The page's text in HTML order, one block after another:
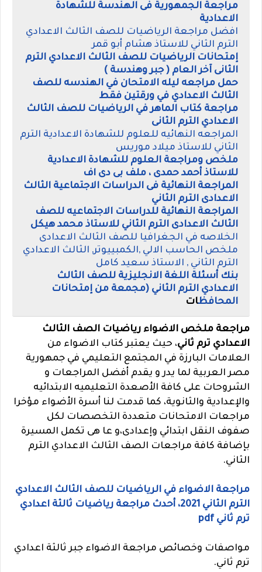
مراجعة الجمهورية فى الهندسة للشهادة
الاعدادية
افضل مراجعة الرياضيات للصف الثالث الاعدادي
الترم الثاني للاستاذ هشام أبو قمر
إمتحانات الرياضيات للصف الثالث الاعدادي الترم
الثانى آخر العام ( جبر وهندسة )
حمل مراجعه ليله الامتحان في الهندسه للصف
الثالث الاعدادي في ورقتين فقط
مراجعة كتاب الماهر في الرياضيات للصف الثالث
الاعدادي الترم الثانى
المراجعه النهائيه للعلوم للشهادة الاعدادية الترم
الثاني للاستاذ ميلاد موريس
ملخص ومراجعة العلوم للشهادة الاعدادية
للاستاذ أحمد حمدى ، ملف بى دى اف
المراجعة النهائية فى الدراسات الاجتماعية الثالث
الاعدادى الترم الثاني
المراجعة النهائية للدراسات الاجتماعيه للصف
الثالث الاعدادى الترم الثاني للاستاذ محمد هيكل
الخلاصه في الجغرافيا للصف الثالث الاعدادى
ملخص الحاسب الالي ,الكمبييوتر, الثالث الاعدادي
الترم الثاني , الاستاذ سعيد كامل
بنك أسئلة اللغة الانجليزية للصف الثالث
الاعدادي الترم الثاني (مجمعة من إمتحانات
المحافظات
مراجعة ملخص الاضواء رياضيات الصف الثالث
الاعدادي ترم ثاني، حيث يعتبر كتاب الاضواء من
العلامات البارزة في المجتمع التعليمي في جمهورية
مصر العربية لما يدر و يقدم أفضل المراجعات و
الشروحات على كافة الأصعدة التعليميه الابتدائيه
والإعدادية والثانوية، كما قدمت لنا أسرة الأضواء مؤخرا
مراجعات الامتحانات متعددة التخصصات لكل
صفوف النقل ابتدائي وإعدادى،و عا هى تكمل المسيرة
بإضافة كافة مراجعات الصف الثالث الاعدادي الترم
الثاني.
مراجعة الاضواء في الرياضيات للصف الثالث الاعدادي
الترم الثاني 2021، أحدث مراجعة رياضيات ثالثة اعدادي
ترم ثاني pdf
مواصفات وخصائص مراجعة الاضواء جبر ثالثة اعدادي
ترم ثاني.